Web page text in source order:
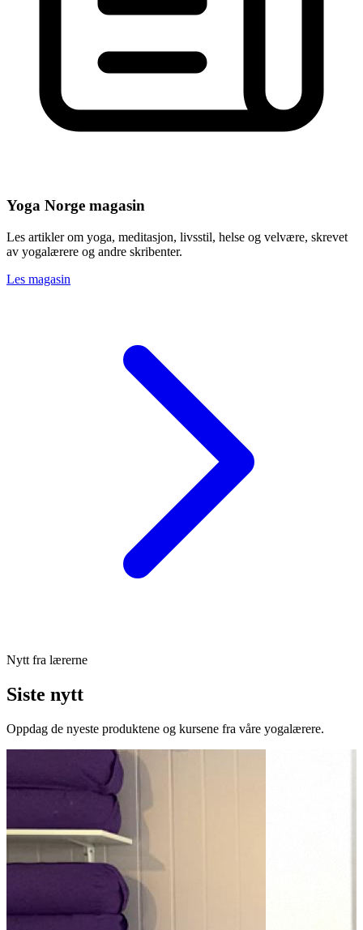
Yoga Norge magasin
Les artikler om yoga, meditasjon, livsstil, helse og velvære, skrevet
av yogalærere og andre skribenter.
Les magasin
Nytt fra lærerne
Siste nytt
Oppdag de nyeste produktene og kursene fra våre yogalærere.